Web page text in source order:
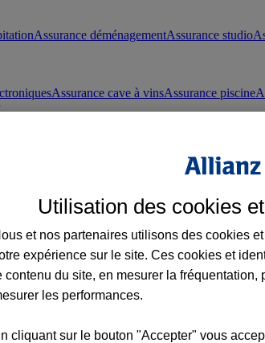
Assurance déménagementAssurance studio
Assurance cave à vinsAssurance piscine
Conseils santé
Assurance chat
Conseils animal de compagnie
Utilisation des cookies
et nos partenaires utilisons des cookies
expérience sur le site. Ces cookies et
contenu du site, en mesurer la
les performances.
cliquant sur le bouton "Accepter" vous